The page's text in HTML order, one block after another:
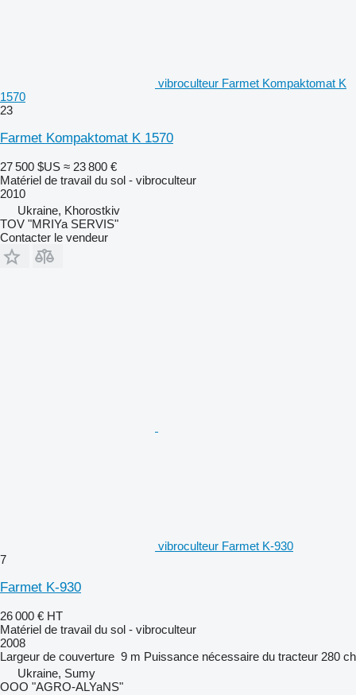
vibroculteur Farmet Kompaktomat K
1570
23
Farmet Kompaktomat K 1570
27 500 $US ≈ 23 800 €
Matériel de travail du sol - vibroculteur
2010
Ukraine, Khorostkiv
TOV "MRIYa SERVIS"
Contacter le vendeur
vibroculteur Farmet K-930
7
Farmet K-930
26 000 € HT
Matériel de travail du sol - vibroculteur
2008
Largeur de couverture 9 m Puissance nécessaire du tracteur 280 ch
Ukraine, Sumy
OOO "AGRO-ALYaNS"